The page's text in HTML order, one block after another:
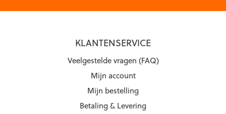
KLANTENSERVICE
Veelgestelde vragen (FAQ)
Mijn account
Mijn bestelling
Betaling & Levering